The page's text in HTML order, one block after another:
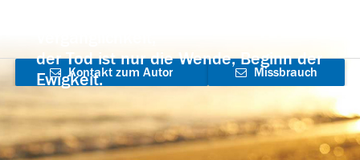
der Tod ist nur die Wende, Beginn der
Ewigkeit.
Kontakt zum Autor
aufnehmen
Missbrauch